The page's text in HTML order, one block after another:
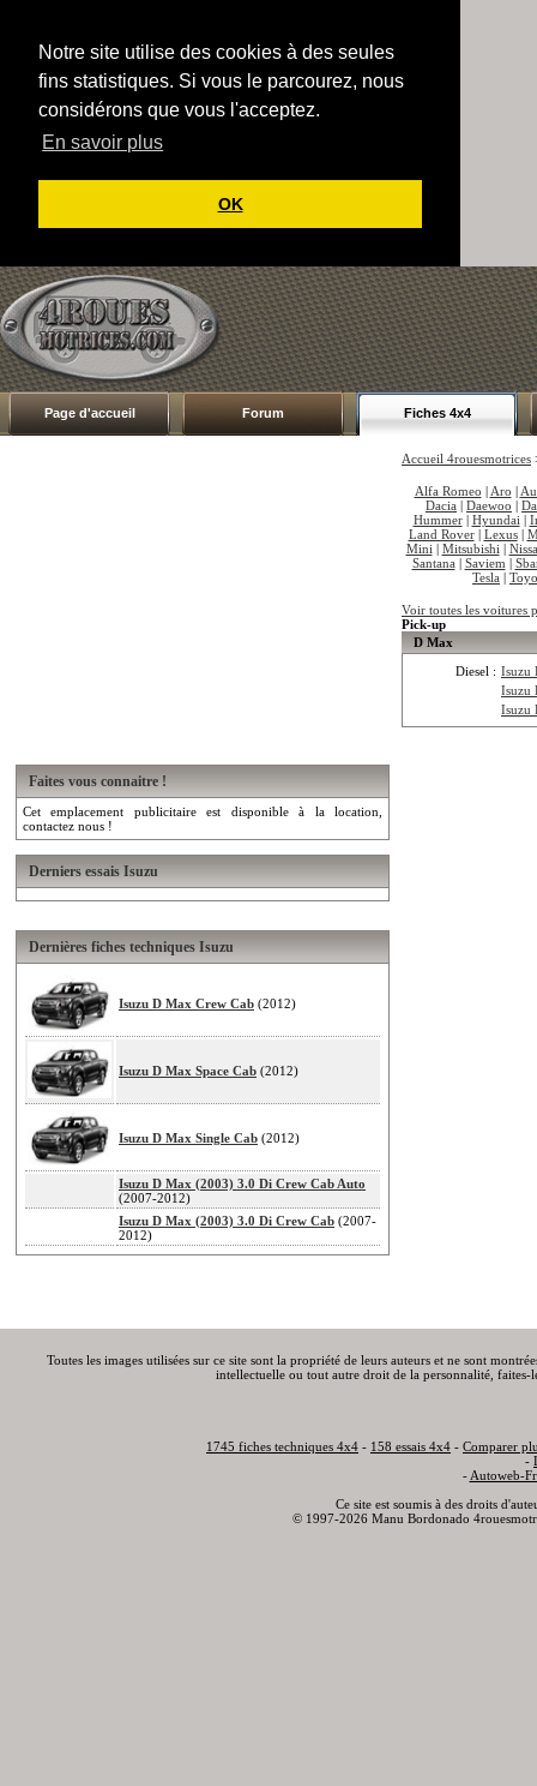
Notre site utilise des cookies à des seules
fins statistiques. Si vous le parcourez, nous
considérons que vous l'acceptez.
En savoir plus
OK
Page d'accueil Forum Fiches 4x4
Faites vous connaitre !
Cet emplacement publicitaire est disponible à la location,
contactez nous !
Derniers essais Isuzu
Dernières fiches techniques Isuzu
Isuzu D Max Crew Cab (2012)
Isuzu D Max Space Cab (2012)
Isuzu D Max Single Cab (2012)
Isuzu D Max (2003) 3.0 Di Crew Cab Auto
(2007-2012)
Isuzu D Max (2003) 3.0 Di Crew Cab (2007-
2012)
Accueil 4rouesmotrices
Alfa Romeo | Aro |
Dacia | Daewoo |
Hummer| Hyundai |
Land Rover| Lexus|
Mini | Mitsubishi |
Santana | Saviem |
Tesla |
Voir toutes les voitures
Pick-up
D Max
Diesel : Isuzu
Isuzu
Isuzu
Toutes les images utilisées sur ce site sont la propriété de leurs auteurs et ne sont
intellectuelle ou tout autre droit de la personnalité,
1745 fiches techniques 4x4 - 158 essais 4x4 - Comparer
-
- Autoweb-
Ce site est soumis à des droits
© 1997-2026 Manu Bordonado